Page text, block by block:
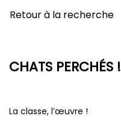
Retour à la recherche
CHATS PERCHÉS !
La classe, l’œuvre !